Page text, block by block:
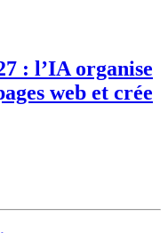
: l’IA organise
web et crée